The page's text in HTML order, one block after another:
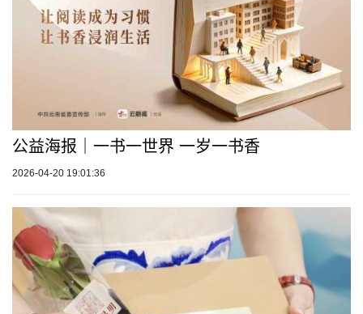
公益海报｜一书一世界 一岁一书香
2026-04-20 19:01:36